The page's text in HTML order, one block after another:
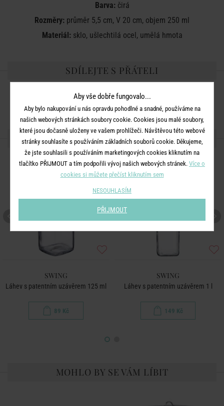
Barva:čirá
Rozměry: průměr 5,5 cm, V 20 cm, objem 250 ml
Materiál:sklo, ušlechtilá ocel, umělá hmota
SDÍLEJTE S PŘÁTELI
DALŠÍ PRODUKTY ZE SÉRIE
SWING
Láhev s patentním uzávěrem 125 ml
89 Kč
SWING
Láhev s patentním uzávěrem 1 l
149 Kč
MOHLO BY SE VÁM LÍBIT
Aby vše dobře fungovalo...
Aby bylo nakupování u nás opravdu pohodlné a snadné, používáme na
našich webových stránkách soubory cookie. Cookies jsou malé soubory,
které jsou dočasně uloženy ve vašem prohlížeči. Návštěvou této webové
stránky souhlasíte s používáním základních souborů cookie. Děkujeme,
že jste souhlasili s používáním marketingových cookies kliknutím na
tlačítko PŘIJMOUT a tím podpořili vývoj našich webových stránek. Více o
cookies si můžete přečíst kliknutím sem
NESOUHLASÍM
PŘIJMOUT